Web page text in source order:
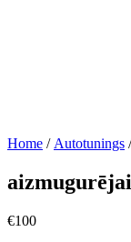
Home / Autotunings
€100